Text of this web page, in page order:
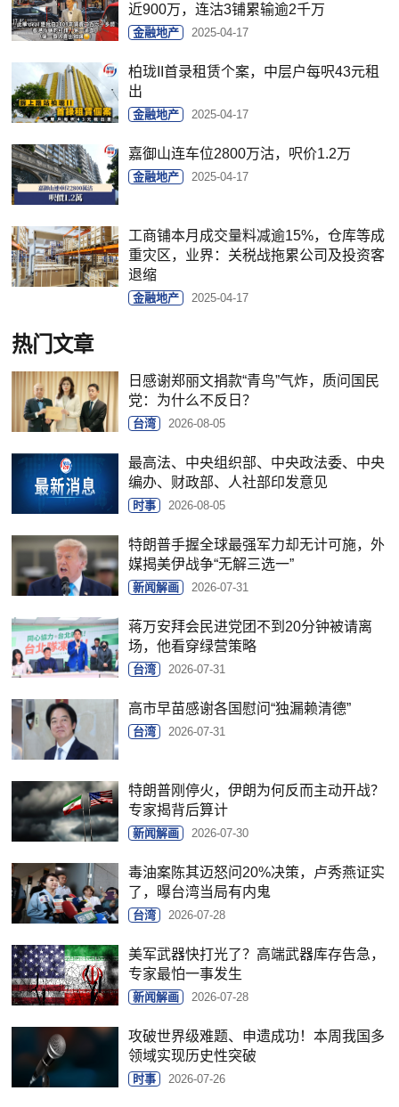
近900万，连沽3铺累输逾2千万
金融地产 2025-04-17
柏珑II首录租赁个案，中层户每呎43元租
出
金融地产 2025-04-17
嘉御山连车位2800万沽，呎价1.2万
金融地产 2025-04-17
工商铺本月成交量料减逾15%，仓库等成
重灾区，业界：关税战拖累公司及投资客
退缩
金融地产 2025-04-17
热门文章
日感谢郑丽文捐款“青鸟”气炸，质问国民
党：为什么不反日？
台湾 2026-08-05
最高法、中央组织部、中央政法委、中央
编办、财政部、人社部印发意见
时事 2026-08-05
特朗普手握全球最强军力却无计可施，外
媒揭美伊战争“无解三选一”
新闻解画 2026-07-31
蒋万安拜会民进党团不到20分钟被请离
场，他看穿绿营策略
台湾 2026-07-31
高市早苗感谢各国慰问“独漏赖清德”
台湾 2026-07-31
特朗普刚停火，伊朗为何反而主动开战？
专家揭背后算计
新闻解画 2026-07-30
毒油案陈其迈怒问20%决策，卢秀燕证实
了，曝台湾当局有内鬼
台湾 2026-07-28
美军武器快打光了？高端武器库存告急，
专家最怕一事发生
新闻解画 2026-07-28
攻破世界级难题、申遗成功！本周我国多
领域实现历史性突破
时事 2026-07-26